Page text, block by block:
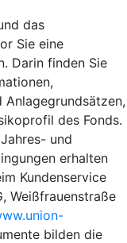
das
Sie eine
Darin finden Sie
Anlagegrundsätzen,
des Fonds.
und
erhalten
Kundenservice
Weißfrauenstraße
bilden die